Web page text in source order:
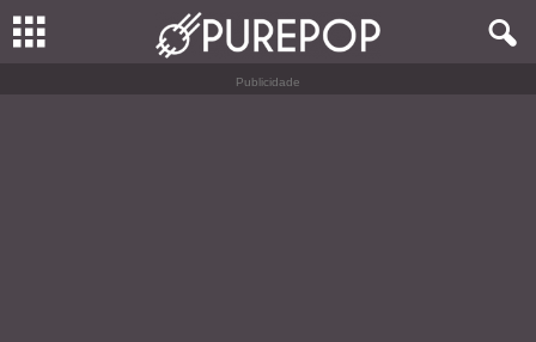
Publicidade